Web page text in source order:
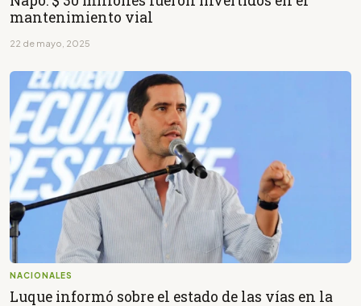
mantenimiento vial
22 de mayo, 2025
NACIONALES
Luque informó sobre el estado de las vías en la